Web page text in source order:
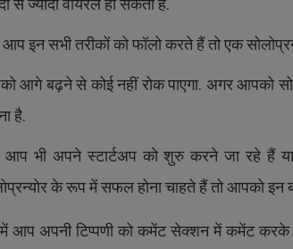
से ज्यादा वायरल हो सकता है.
आप इन सभी तरीकों को फॉलो करते हैं तो एक
आगे बढ़ने से कोई नहीं रोक पाएगा. अगर आपको
है.
आप भी अपने स्टार्टअप को शुरु करने जा रहे हैं
के रूप में सफल होना चाहते हैं तो आपको इन
आप अपनी टिप्पणी को कमेंट सेक्शन में कमेंट